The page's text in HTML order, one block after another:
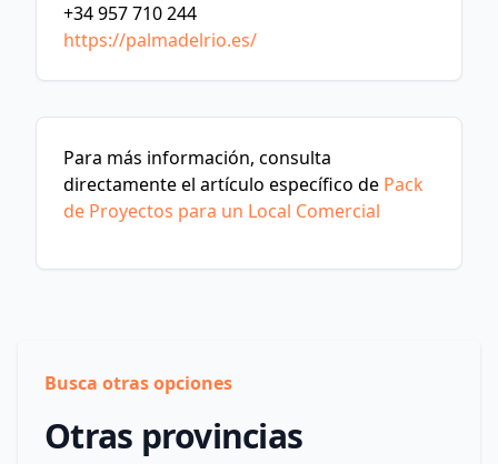
+34 957 710 244
https://palmadelrio.es/
Para más información, consulta
directamente el artículo específico de Pack
de Proyectos para un Local Comercial
Busca otras opciones
Otras provincias